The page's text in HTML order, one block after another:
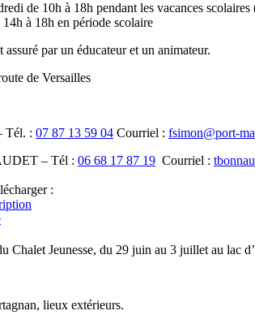
de 10h à 18h pendant les vacances scolaires
à 18h en période scolaire
assuré par un éducateur et un animateur.
de Versailles
Tél. : 07 87 13 59 04 Courriel : fsimon@port-
– Tél : 06 68 17 87 19 Courriel :
:
Chalet Jeunesse, du 29 juin au 3 juillet au lac
lieux extérieurs.